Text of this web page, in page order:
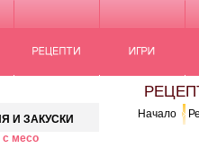
И ЗАКУСКИ
с месо
Начало